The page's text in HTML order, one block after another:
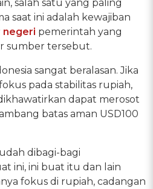
salah satu yang paling
saat ini adalah kewajiban
negeri pemerintah yang
sumber tersebut.
sangat beralasan. Jika
pada stabilitas rupiah,
dapat merosot
batas aman USD100
dibagi-bagi
ini, ini buat itu dan lain
fokus di rupiah, cadangan